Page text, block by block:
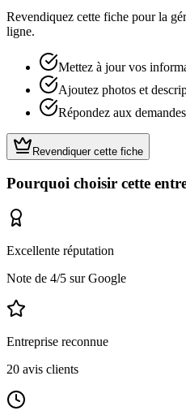
Revendiquez cette fiche pour la
ligne.
Mettez à jour vos
Ajoutez photos et
Répondez aux
Revendiquer cette fiche
Pourquoi choisir cette
Excellente réputation
Note de 4/5 sur Google
Entreprise reconnue
20 avis clients